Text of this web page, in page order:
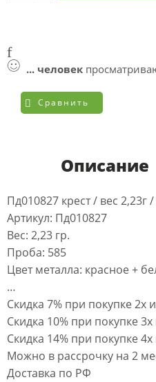
... человек
Сравнить
Описание
Пд010827 крест / вес 2,23г
Артикул: Пд010827
Вес: 2,23 гр.
Проба: 585
Цвет металла: красное +
…
Скидка 7% при покупке 2х
Скидка 10% при покупке
Скидка 14% при покупке
Можно в рассрочку на 2
Доставка по РФ